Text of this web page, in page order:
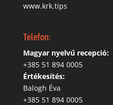
www.krk.tips
Telefon:
Magyar nyelvű recepció:
‭+385 51 894 0005
Értékesítés:
Balogh Éva
+385 51 894 0005